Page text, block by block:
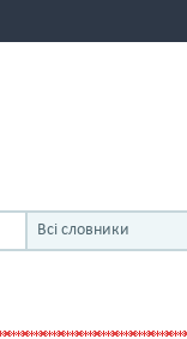
Всі словники